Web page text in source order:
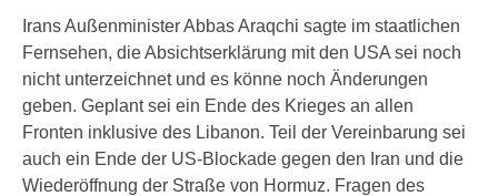
Irans Außenminister Abbas Araqchi sagte im staatlichen
Fernsehen, die Absichtserklärung mit den USA sei noch
nicht unterzeichnet und es könne noch Änderungen
geben. Geplant sei ein Ende des Krieges an allen
Fronten inklusive des Libanon. Teil der Vereinbarung sei
auch ein Ende der US-Blockade gegen den Iran und die
Wiederöffnung der Straße von Hormuz. Fragen des